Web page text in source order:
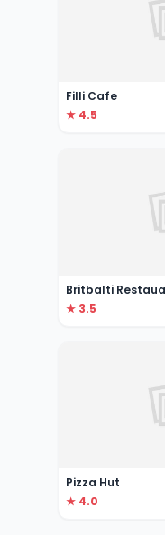
Filli Cafe
★ 4.5
Britbalti
★ 3.5
Pizza Hut
★ 4.0